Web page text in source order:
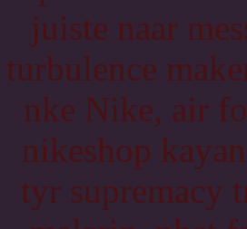
juiste naar
turbulence
nke Nike, air
nikeshop
tyr supremacy